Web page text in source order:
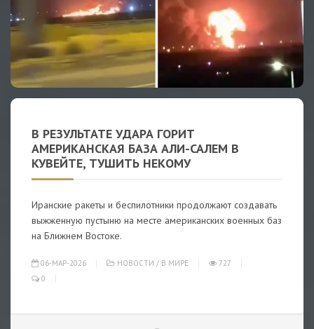
В РЕЗУЛЬТАТЕ УДАРА ГОРИТ
АМЕРИКАНСКАЯ БАЗА АЛИ-САЛЕМ В
КУВЕЙТЕ, ТУШИТЬ НЕКОМУ
Иранские ракеты и беспилотники продолжают создавать
выжженную пустыню на месте американских военных баз
на Ближнем Востоке.
06-МАР-2026 НОВОСТИ / В МИРЕ
727
0